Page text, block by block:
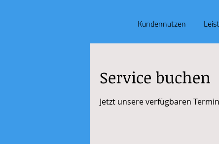
Kundennutzen
Service buchen
Jetzt unsere verfügbaren